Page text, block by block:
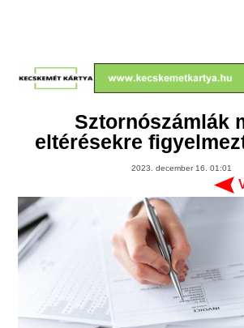
Sztornószámlák
eltérésekre
2023. december 16. 01:01